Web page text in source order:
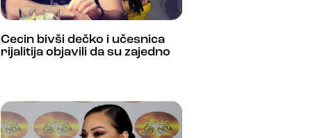
Cecin bivši dečko i učesnica
rijalitija objavili da su zajedno